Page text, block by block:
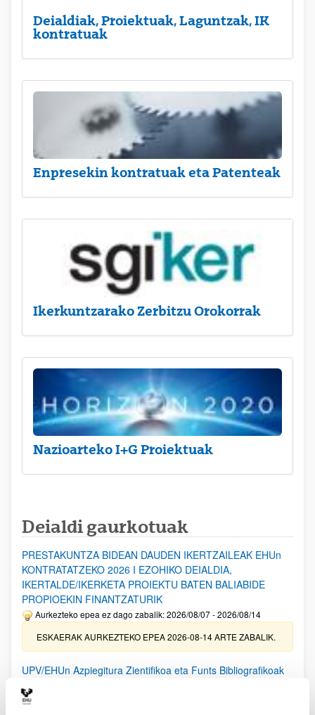
Deialdiak, Proiektuak, Laguntzak, IK
kontratuak
Enpresekin kontratuak eta Patenteak
Ikerkuntzarako Zerbitzu Orokorrak
Nazioarteko I+G Proiektuak
Deialdi gaurkotuak
PRESTAKUNTZA BIDEAN DAUDEN IKERTZAILEAK EHUn
KONTRATATZEKO 2026 I EZOHIKO DEIALDIA,
IKERTALDE/IKERKETA PROIEKTU BATEN BALIABIDE
PROPIOEKIN FINANTZATURIK
Aurkezteko epea ez dago zabalik: 2026/08/07 - 2026/08/14
ESKAERAK AURKEZTEKO EPEA 2026-08-14 ARTE ZABALIK.
UPV/EHUn Azpiegitura Zientifikoa eta Funts Bibliografikoak